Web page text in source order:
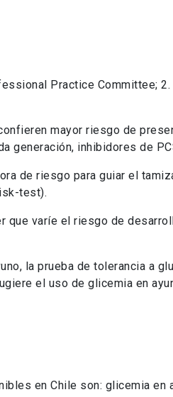
Practice Committee;
mayor riesgo de
generación, inhibidores de
de riesgo para guiar el
test).
que varíe el riesgo de
la prueba de tolerancia a
el uso de glicemia en
en Chile son: glicemia en